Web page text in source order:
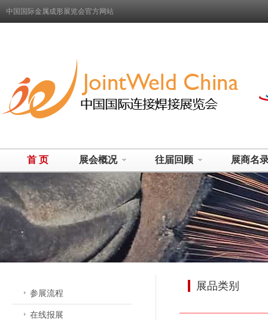
中国国际金属成形展览会官方网站
首 页 展会概况 往届回顾 展商名
参展流程
在线报展
展品类别